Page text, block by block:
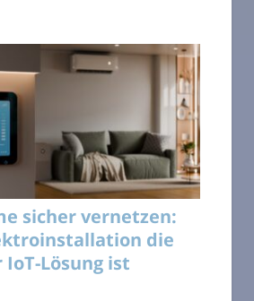
sicher vernetzen:
die
IoT-Lösung ist